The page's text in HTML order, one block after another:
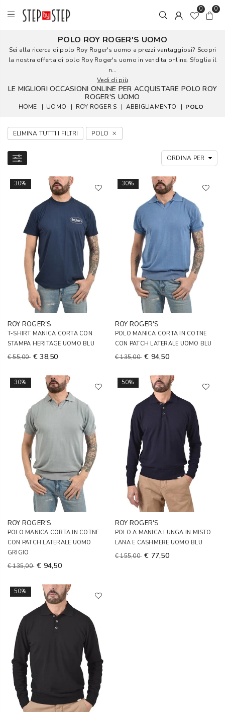
0 0
POLO ROY ROGER'S UOMO
Sei alla ricerca di polo Roy Roger's uomo a prezzi vantaggiosi? Scopri
la nostra offerta di polo Roy Roger's uomo in vendita online. Sfoglia il
n...
Vedi di più
LE MIGLIORI OCCASIONI ONLINE PER ACQUISTARE POLO ROY
ROGER'S UOMO
HOME | UOMO | ROY ROGER S | ABBIGLIAMENTO | POLO
ELIMINA TUTTI I FILTRI POLO
30%
ROY ROGER'S
T-SHIRT MANICA CORTA CON
STAMPA HERITAGE UOMO BLU
€ 55,00 € 38,50
30%
ROY ROGER'S
POLO MANICA CORTA IN COTNE
CON PATCH LATERALE UOMO BLU
€ 135,00 € 94,50
30%
ROY ROGER'S
POLO MANICA CORTA IN COTNE
CON PATCH LATERALE UOMO
GRIGIO
€ 135,00 € 94,50
50%
ROY ROGER'S
POLO A MANICA LUNGA IN MISTO
LANA E CASHMERE UOMO BLU
€ 155,00 € 77,50
50%